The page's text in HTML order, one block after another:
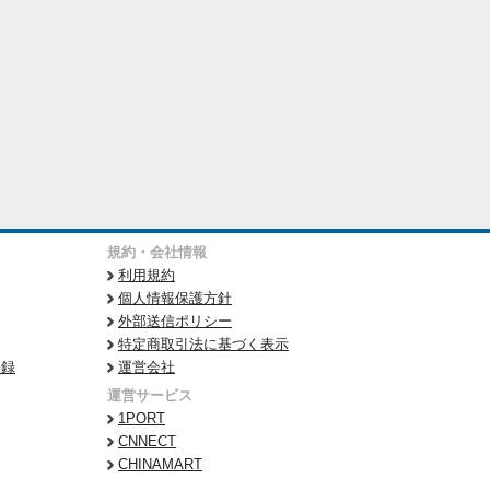
規約・会社情報
利用規約
個人情報保護方針
外部送信ポリシー
特定商取引法に基づく表示
運営会社
運営サービス
1PORT
CNNECT
CHINAMART